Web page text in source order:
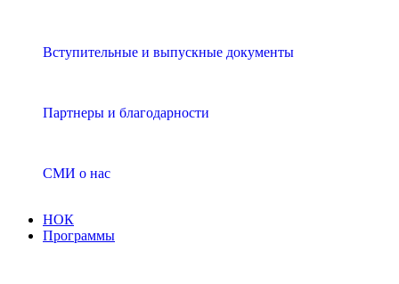
Вступительные и выпускные документы
Партнеры и благодарности
СМИ о нас
НОК
Программы